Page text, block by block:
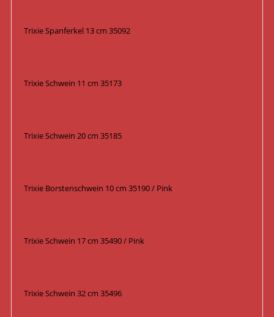
Trixie Spanferkel 13 cm 35092
Trixie Schwein 11 cm 35173
Trixie Schwein 20 cm 35185
Trixie Borstenschwein 10 cm 35190 / Pink
Trixie Schwein 17 cm 35490 / Pink
Trixie Schwein 32 cm 35496